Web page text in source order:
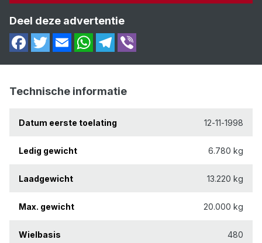
Deel deze advertentie
Technische informatie
Datum eerste toelating 12-11-1998
Ledig gewicht 6.780 kg
Laadgewicht 13.220 kg
Max. gewicht 20.000 kg
Wielbasis 480